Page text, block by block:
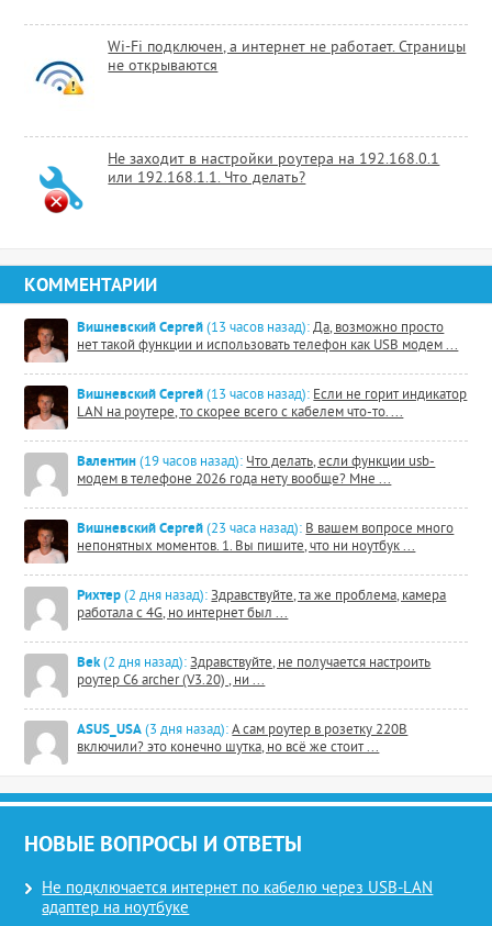
Wi-Fi подключен, а интернет не работает. Страницы
не открываются
Не заходит в настройки роутера на 192.168.0.1
или 192.168.1.1. Что делать?
КОММЕНТАРИИ
Вишневский Сергей (13 часов назад): Да, возможно просто
нет такой функции и использовать телефон как USB модем ...
Вишневский Сергей (13 часов назад): Если не горит индикатор
LAN на роутере, то скорее всего с кабелем что-то. ...
Валентин (19 часов назад): Что делать, если функции usb-
модем в телефоне 2026 года нету вообще? Мне ...
Вишневский Сергей (23 часа назад): В вашем вопросе много
непонятных моментов. 1. Вы пишите, что ни ноутбук ...
Рихтер (2 дня назад): Здравствуйте, та же проблема, камера
работала с 4G, но интернет был ...
Bek(2 дня назад): Здравствуйте, не получается настроить
роутер C6 archer (V3.20) , ни ...
ASUS_USA (3 дня назад): А сам роутер в розетку 220В
включили? это конечно шутка, но всё же стоит ...
НОВЫЕ ВОПРОСЫ И ОТВЕТЫ
Не подключается интернет по кабелю через USB-LAN
адаптер на ноутбуке